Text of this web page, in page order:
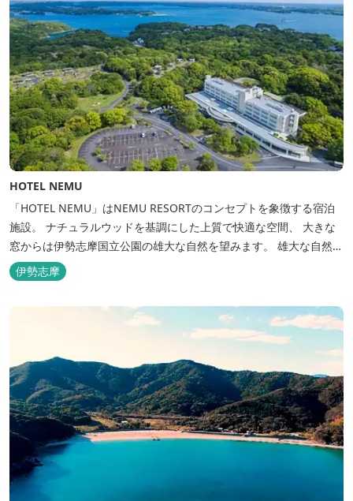
HOTEL NEMU
「HOTEL NEMU」はNEMU RESORTのコンセプトを象徴する宿泊
施設。 ナチュラルウッドを基調にした上質で快適な空間、 大きな
窓からは伊勢志摩国立公園の雄大な自然を望みます。 雄大な自然を
肌で感じるアクティビティや、食材にこだわった旬のお料理、この
地に湧き出る温泉… ここでしかできない「伊勢志摩の恵みあふれ
る」癒しの旅をぜひゆったりとお愉しみください。
伊勢志摩